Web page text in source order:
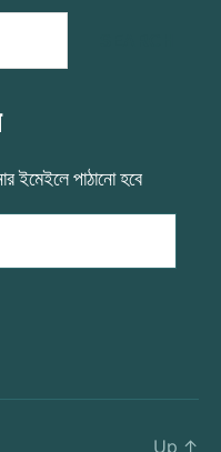
ইমেইলে পাঠানো হবে
Up ↑